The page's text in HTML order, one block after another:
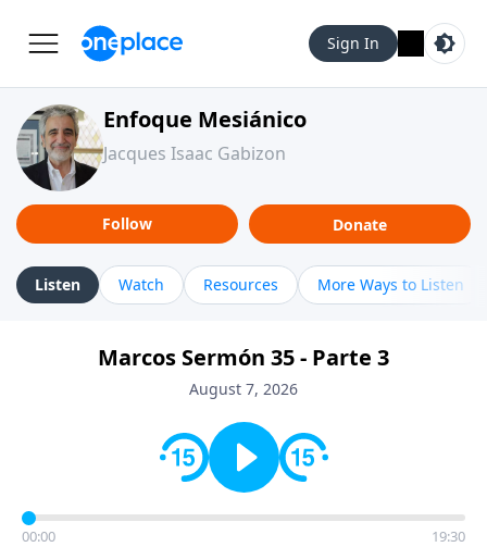
Sign In
Enfoque Mesiánico
Jacques Isaac Gabizon
Follow Donate
Listen Watch Resources More Ways to Listen
Marcos Sermón 35 - Parte 3
August 7, 2026
00:00 19:30